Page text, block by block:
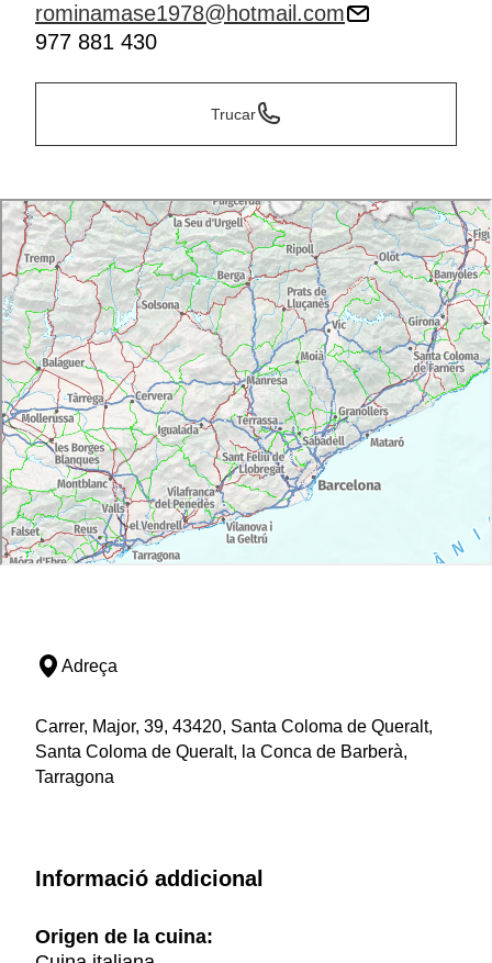
rominamase1978@hotmail.com
977 881 430
Trucar
Adreça
Carrer, Major, 39, 43420, Santa Coloma de Queralt,
Santa Coloma de Queralt, la Conca de Barberà,
Tarragona
Informació addicional
Origen de la cuina: